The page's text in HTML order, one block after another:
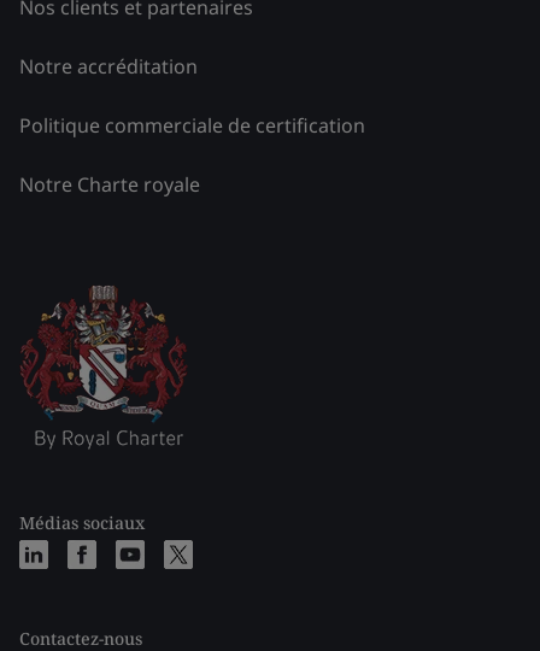
Nos clients et partenaires
Notre accréditation
Politique commerciale de certification
Notre Charte royale
Médias sociaux
Contactez-nous